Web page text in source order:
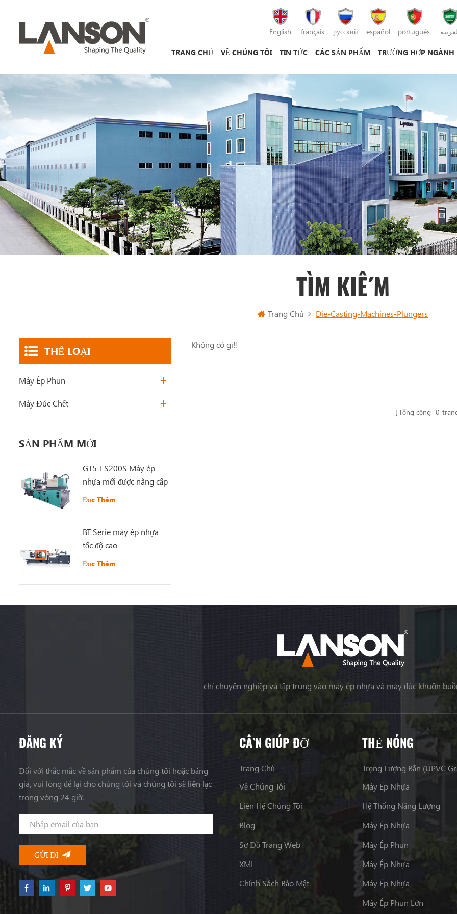
English français русский español português
TRANG CHỦ VỀ CHÚNG TÔI TIN TỨC CÁC SẢN PHẨM TRƯỜNG HỢP NGÀNH
TÌM KIẾM
Trang Chủ Die-Casting-Machines-Plungers
Không có gì!!
Tổng cộng 0
THỂ LOẠI
Máy Ép Phun
Máy Đúc Chết
SẢN PHẨM MỚI
GT5-LS200S Máy ép
nhựa mới được nâng cấp
Đọc Thêm
BT Serie máy ép nhựa
tốc độ cao
Đọc Thêm
chỉ chuyên nghiệp và tập trung vào máy ép nhựa và máy đúc khuôn
ĐĂNG KÝ
Đối với thắc mắc về sản phẩm của chúng tôi hoặc bảng
giá, vui lòng để lại cho chúng tôi và chúng tôi sẽ liên lạc
trong vòng 24 giờ.
CẦN GIÚP ĐỠ
Trang Chủ
Về Chúng Tôi
Liên Hệ Chúng Tôi
Blog
Sơ Đồ Trang Web
XML
Chính Sách Bảo Mật
THẺ NÓNG
Trọng Lượng Bắn (UPVC
Máy Ép Nhựa
Hệ Thống Năng Lượng
Máy Ép Nhựa
Máy Ép Phun
Máy Ép Nhựa
Máy Ép Nhựa
Máy Ép Phun Lớn